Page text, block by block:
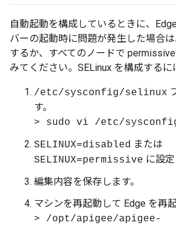
自動起動を構成しているときに、
バーの起動時に問題が発生した場合
するか、すべてのノードで
みてください。SELinux を構成するに
/etc/sysconfig/selinux
す。
> sudo vi /etc/
SELINUX=disabled または
SELINUX=permissive に設定
編集内容を保存します。
マシンを再起動して Edge を再起
> /opt/apigee/apigee-